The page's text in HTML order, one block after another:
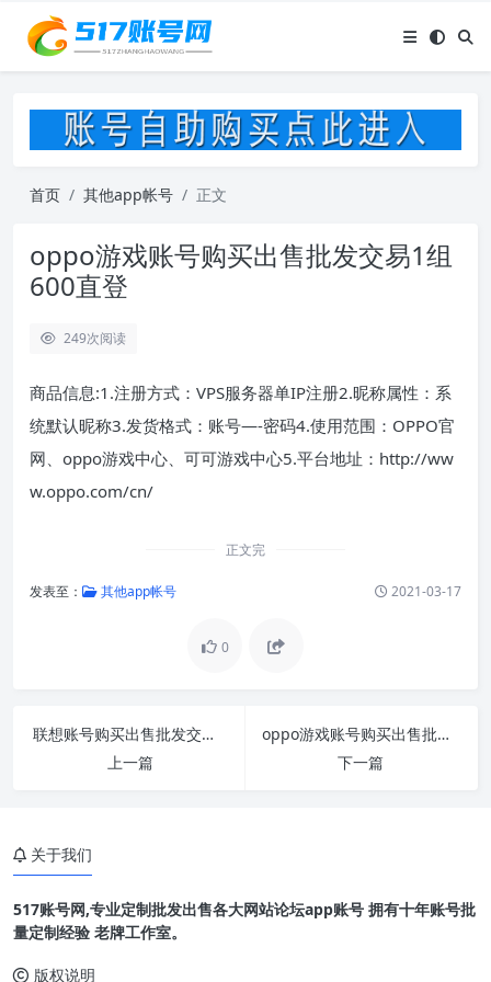
首页 其他app帐号 正文
oppo游戏账号购买出售批发交易1组
600直登
249次阅读
商品信息:1.注册方式：VPS服务器单IP注册2.昵称属性：系
统默认昵称3.发货格式：账号—-密码4.使用范围：OPPO官
网、oppo游戏中心、可可游戏中心5.平台地址：http://ww
w.oppo.com/cn/
正文完
发表至： 其他app帐号 2021-03-17
0
联想账号购买出售批发交易1组1200个直登
上一篇
oppo游戏账号购买出售批发交易1组1200直登
下一篇
关于我们
517账号网,专业定制批发出售各大网站论坛app账号 拥有十年账号批
量定制经验 老牌工作室。
版权说明